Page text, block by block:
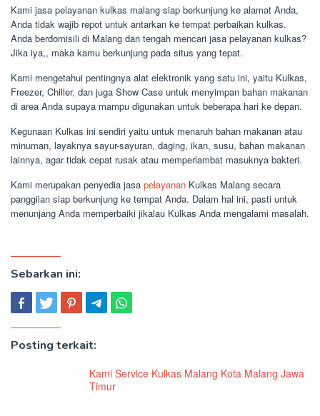
Kami jasa pelayanan kulkas malang siap berkunjung ke alamat Anda,
Anda tidak wajib repot untuk antarkan ke tempat perbaikan kulkas.
Anda berdomisili di Malang dan tengah mencari jasa pelayanan kulkas?
Jika iya,, maka kamu berkunjung pada situs yang tepat.
Kami mengetahui pentingnya alat elektronik yang satu ini, yaitu Kulkas,
Freezer, Chiller, dan juga Show Case untuk menyimpan bahan makanan
di area Anda supaya mampu digunakan untuk beberapa hari ke depan.
Kegunaan Kulkas ini sendiri yaitu untuk menaruh bahan makanan atau
minuman, layaknya sayur-sayuran, daging, ikan, susu, bahan makanan
lainnya, agar tidak cepat rusak atau memperlambat masuknya bakteri.
Kami merupakan penyedia jasa pelayanan Kulkas Malang secara
panggilan siap berkunjung ke tempat Anda. Dalam hal ini, pasti untuk
menunjang Anda memperbaiki jikalau Kulkas Anda mengalami masalah.
Sebarkan ini:
Posting terkait:
Kami Service Kulkas Malang Kota Malang Jawa
Timur